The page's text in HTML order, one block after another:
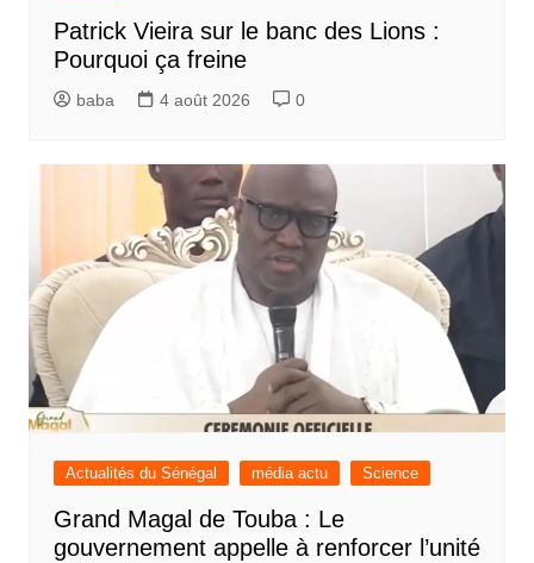
Patrick Vieira sur le banc des Lions :
Pourquoi ça freine
baba 4 août 2026 0
Actualités du Sénégal média actu Science
Grand Magal de Touba : Le
gouvernement appelle à renforcer l’unité